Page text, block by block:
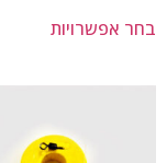
בחר אפשרויות